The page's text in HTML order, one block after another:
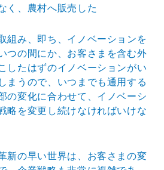
く、農村へ販売した
組み、即ち、イノベーションを
つの間にか、お客さまを含む外
したはずのイノベーションがい
まうので、いつまでも通用する
の変化に合わせて、イノベーシ
略を変更し続けなければいけな
新の早い世界は、お客さまの変